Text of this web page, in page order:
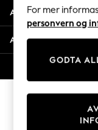
Trending:
Toy Story
THE SET
Coats &
Knitwear
Cardigans
Dresses
Avdelinger
Andre tjenester
For mer
personvern og
GODTA